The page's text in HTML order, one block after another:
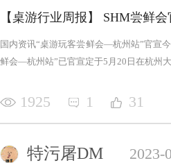
【桌游行业周报】 SHM尝鲜
国内资讯“桌游玩客尝鲜会—杭州站”官宣
鲜会—杭州站”已官宣定于5月20日在杭州
1925 1 31
特污屠DM 2023-